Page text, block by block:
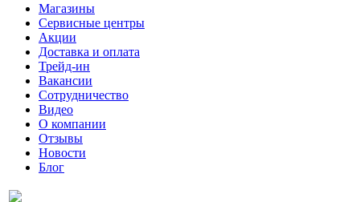
Магазины
Сервисные центры
Акции
Доставка и оплата
Трейд-ин
Вакансии
Сотрудничество
Видео
О компании
Отзывы
Новости
Блог